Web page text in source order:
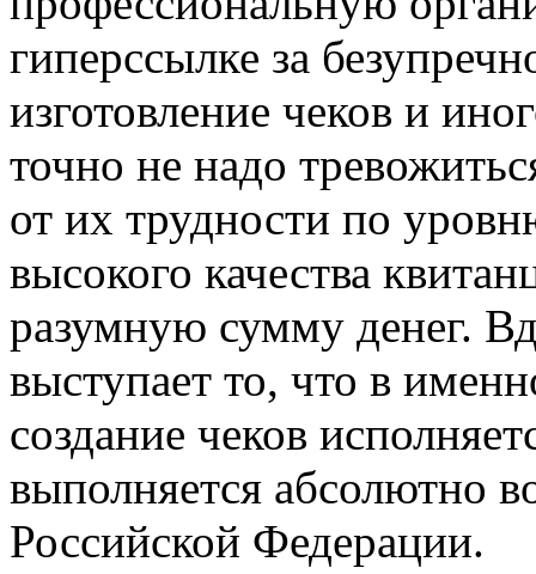
гиперссылке за
изготовление чеков и
точно не надо
от их трудности по
высокого качества
разумную сумму денег.
выступает то, что в
создание чеков
выполняется абсолютно
Российской Федерации.